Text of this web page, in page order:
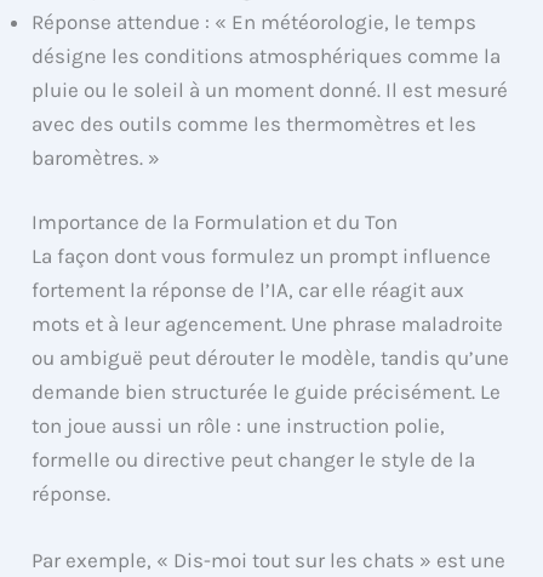
Réponse attendue : « En météorologie, le temps
désigne les conditions atmosphériques comme la
pluie ou le soleil à un moment donné. Il est mesuré
avec des outils comme les thermomètres et les
baromètres. »
Importance de la Formulation et du Ton
La façon dont vous formulez un prompt influence
fortement la réponse de l’IA, car elle réagit aux
mots et à leur agencement. Une phrase maladroite
ou ambiguë peut dérouter le modèle, tandis qu’une
demande bien structurée le guide précisément. Le
ton joue aussi un rôle : une instruction polie,
formelle ou directive peut changer le style de la
réponse.
Par exemple, « Dis-moi tout sur les chats » est une